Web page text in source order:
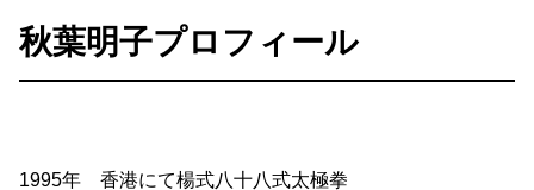
秋葉明子プロフィール
1995年 香港にて楊式八十八式太極拳